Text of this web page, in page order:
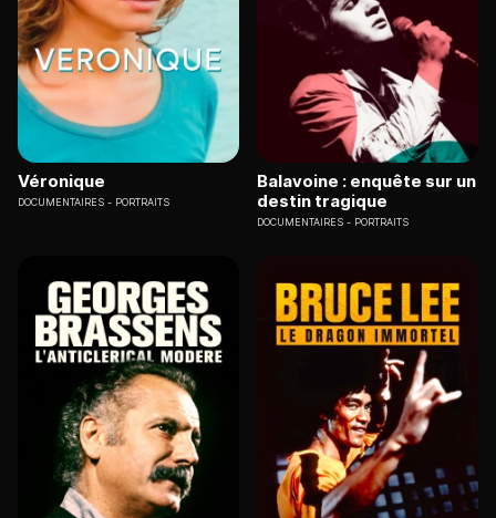
Véronique
DOCUMENTAIRES PORTRAITS
Balavoine : enquête sur un
destin tragique
DOCUMENTAIRES PORTRAITS